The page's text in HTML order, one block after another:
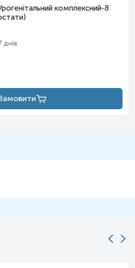
комплексний-8
днів